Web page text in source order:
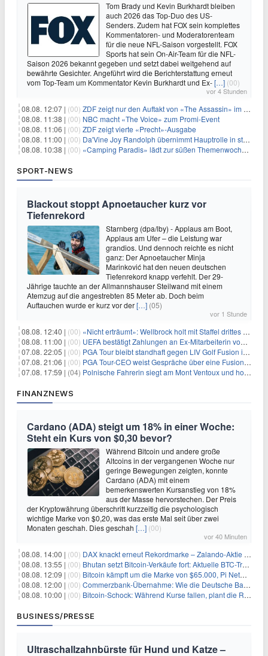
Tom Brady und Kevin Burkhardt bleiben
auch 2026 das Top-Duo des US-
Senders. Zudem hat FOX sein komplettes
Kommentatoren- und Moderatorenteam
für die neue NFL-Saison vorgestellt. FOX
Sports hat sein On-Air-Team für die NFL-
Saison 2026 bekannt gegeben und setzt dabei weitgehend auf
bewährte Gesichter. Angeführt wird die Berichterstattung erneut
vom Top-Team um Kommentator Kevin Burkhardt und Ex-[…] (00)
vor 4 Stunden
08.08. 12:07 | (00) ZDF zeigt nur den Auftakt von «The Assassin» im Fernsehen
08.08. 11:38 | (00) NBC macht «The Voice» zum Promi-Event
08.08. 11:06 | (00) ZDF zeigt vierte «Precht»-Ausgabe
08.08. 11:00 | (00) Da'Vine Joy Randolph übernimmt Hauptrolle in starbesetzter schwarzer Komödie
08.08. 10:38 | (00) «Camping Paradis» lädt zur süßen Themenwoche ein
SPORT-NEWS
Blackout stoppt Apnoetaucher kurz vor
Tiefenrekord
Starnberg (dpa/lby) - Applaus am Boot,
Applaus am Ufer – die Leistung war
grandios. Und dennoch reichte es nicht
ganz: Der Apnoetaucher Minja
Marinković hat den neuen deutschen
Tiefenrekord knapp verfehlt. Der 29-
Jährige tauchte an der Allmannshauser Steilwand mit einem
Atemzug auf die angestrebten 85 Meter ab. Doch beim
Auftauchen wurde er kurz vor der[…] (05)
vor 1 Stunde
08.08. 12:40 | (00) «Nicht erträumt»: Wellbrock holt mit Staffel drittes EM-Gold
08.08. 11:00 | (00) UEFA bestätigt Zahlungen an Ex-Mitarbeiterin von Infantino
07.08. 22:05 | (00) PGA Tour bleibt standhaft gegen LIV Golf Fusion in einem sich wandelnden Sportumfeld
07.08. 21:06 | (00) PGA Tour-CEO weist Gespräche über eine Fusion mit LIV Golf zurück und bekräftigt die Wettbewerbslandschaft
07.08. 17:59 | (04) Polnische Fahrerin siegt am Mont Ventoux und holt Tour-Gelb
FINANZNEWS
Cardano (ADA) steigt um 18% in einer Woche:
Steht ein Kurs von $0,30 bevor?
Während Bitcoin und andere große
Altcoins in der vergangenen Woche nur
geringe Bewegungen zeigten, konnte
Cardano (ADA) mit einem
bemerkenswerten Kursanstieg von 18%
aus der Masse hervorstechen. Der Preis
der Kryptowährung überschritt kurzzeitig die psychologisch
wichtige Marke von $0,20, was das erste Mal seit über zwei
Monaten geschah. Dies geschah […] (00)
vor 40 Minuten
08.08. 14:00 | (00) DAX knackt erneut Rekordmarke – Zalando-Aktie crasht nach Quartalszahlen
08.08. 13:55 | (00) Bhutan setzt Bitcoin-Verkäufe fort: Aktuelle BTC-Transaktionen
08.08. 12:09 | (00) Bitcoin kämpft um die Marke von $65.000, Pi Network gewinnt an Unterstützung
08.08. 12:00 | (00) Commerzbank-Übernahme: Wie die Deutsche Bank im Schatten zum großen Gewinner wird
08.08. 10:00 | (00) Bitcoin-Schock: Während Kurse fallen, plant die Regierung die Steuer-Bombe
BUSINESS/PRESSE
Ultraschallzahnbürste für Hund und Katze –